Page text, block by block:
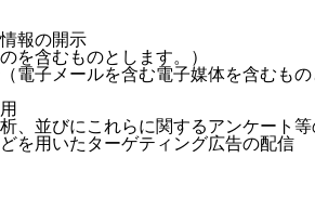
報の開示
を含むものとします。）
電子メールを含む電子媒体を含むもの
、並びにこれらに関するアンケート
を用いたターゲティング広告の配信